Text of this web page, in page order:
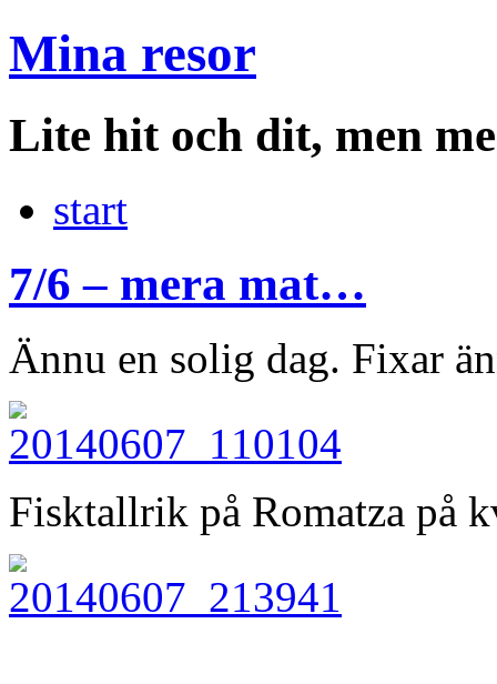
Mina resor
Lite hit och dit, men
start
7/6 – mera mat…
Ännu en solig dag. Fixar
Fisktallrik på Romatza på